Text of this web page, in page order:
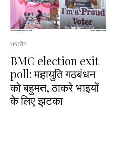
राष्ट्रीय
BMC election exit
poll: महायुति गठबंधन
को बहुमत, ठाकरे भाइयों
के लिए झटका